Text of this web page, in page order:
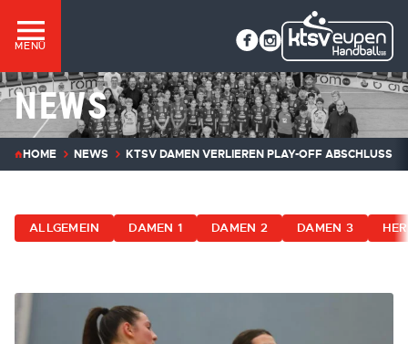
MENÜ
NEWS
HOME NEWS KTSV DAMEN VERLIEREN PLAY-OFF ABSCHLUSS
ALLGEMEIN DAMEN 1 DAMEN 2 DAMEN 3